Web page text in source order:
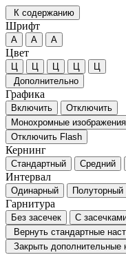
К содержанию
Шрифт
А А А
Цвет
Ц Ц Ц Ц
Ц
Дополнительно
Графика
Включить
Отключить
Монохромные изображения
Отключить Flash
Кернинг
Стандартный Средний
Интервал
Одинарный Полуторный
Гарнитура
Без засечек
С
Вернуть стандартные
Закрыть дополнительные